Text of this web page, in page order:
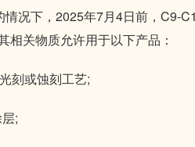
情况下，2025年7月4日前，C9-
相关物质允许用于以下产品：
刻或蚀刻工艺;
;